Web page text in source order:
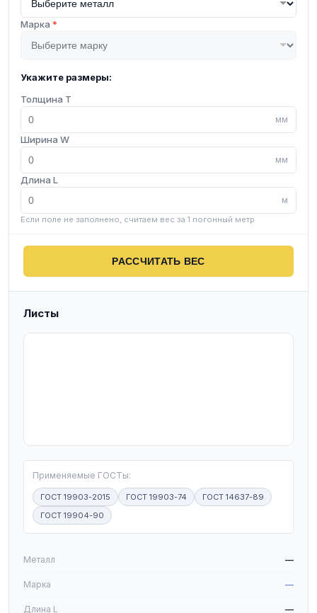
Марка *
Укажите размеры:
Толщина T
мм
Ширина W
мм
Длина L
м
Если поле не заполнено, считаем вес за 1 погонный метр
РАССЧИТАТЬ ВЕС
Листы
Применяемые ГОСТы:
ГОСТ 19903-2015 ГОСТ 19903-74
ГОСТ 14637-89
ГОСТ 19904-90
Металл —
Марка —
Длина L —